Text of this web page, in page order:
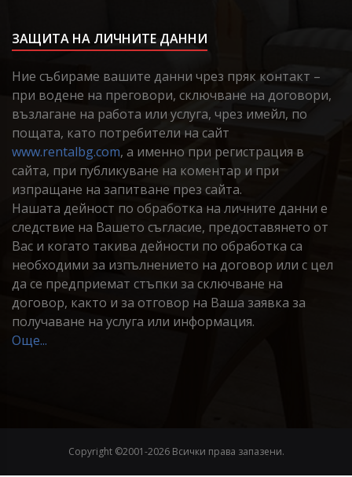
ЗАЩИТА НА ЛИЧНИТЕ ДАННИ
Ние събираме вашите данни чрез пряк контакт –
при водене на преговори, сключване на договори,
възлагане на работа или услуга, чрез имейл, по
пощата, като потребители на сайт
www.rentalbg.com, а именно при регистрация в
сайта, при публикуване на коментар и при
изпращане на запитване през сайта.
Нашата дейност по обработка на личните данни е
следствие на Вашето съгласие, предоставянето от
Вас и когато такива дейности по обработка са
необходими за изпълнението на договор или с цел
да се предприемат стъпки за сключване на
договор, както и за отговор на Ваша заявка за
получаване на услуга или информация.
Още...
Copyright ©2001-2026 Всички права запазени.